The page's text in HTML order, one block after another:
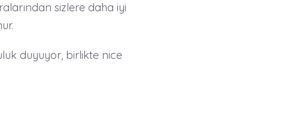
sizlere daha iyi
duyuyor, birlikte nice